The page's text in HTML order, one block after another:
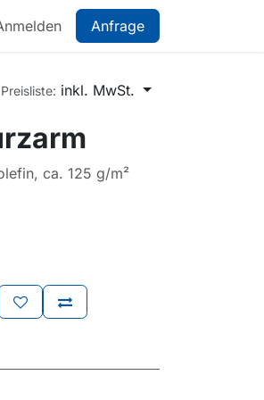
Anfrage
Preisliste: inkl. MwSt.
ca. 125 g/m²